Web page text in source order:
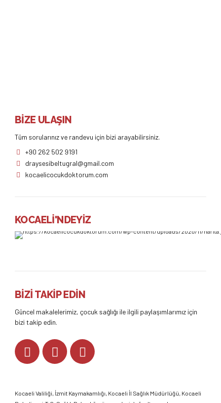
BİZE ULAŞIN
Tüm sorularınız ve randevu için bizi arayabilirsiniz.
+90 262 502 9191
draysesibeltugral@gmail.com
kocaelicocukdoktorum.com
KOCAELİ'NDEYİZ
BİZİ TAKİP EDİN
Güncel makalelerimiz, çocuk sağlığı ile ilgili paylaşımlarımız için
bizi takip edin.
Kocaeli Valiliği, İzmit Kaymakamlığı, Kocaeli İl Sağlık Müdürlüğü, Kocaeli